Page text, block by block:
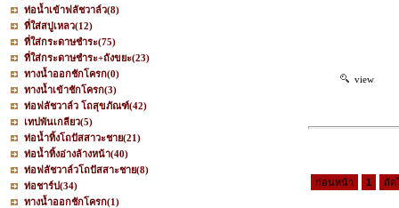
ท่อน้ำเข้าฟลัชวาล์ว(8)
ที่ใส่สบู่เหลว(12)
ที่ใส่กระดาษชำระ(75)
ที่ใส่กระดาษชำระ+ถังขยะ(23)
ทางน้ำออกชักโครก(0)
ทางน้ำเข้าชักโครก(3)
ท่อฟลัชวาล์ว โถสุขภัณฑ์(42)
เทปพันเกลียว(5)
ท่อน้ำทิ้งโถปัสสาวะชาย(21)
ท่อน้ำทิ้งอ่างล้างหน้า(40)
ท่อฟลัชวาล์วโถปัสสาะชาย(8)
ท่อชาร์ป(34)
ทางน้ำออกชักโครก(1)
view
ก่อนหน้า 1 ถัด